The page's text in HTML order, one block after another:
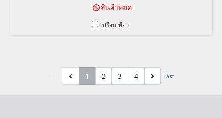
สินค้าหมด
เปรียบเทียบ
1 2 3 4 Last